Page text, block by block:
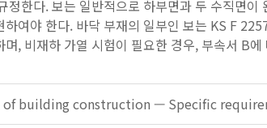
한다. 보는 일반적으로 하부면과 두 수직면
여야 한다. 바닥 부재의 일부인 보는 KS F
, 비재하 가열 시험이 필요한 경우, 부속서 B
building construction — Specific